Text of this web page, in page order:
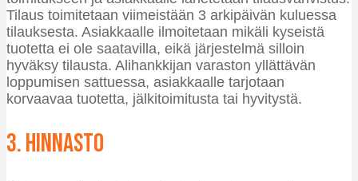
Tilaus toimitetaan viimeistään 3 arkipäivän kuluessa
tilauksesta. Asiakkaalle ilmoitetaan mikäli kyseistä
tuotetta ei ole saatavilla, eikä järjestelmä silloin
hyväksy tilausta. Alihankkijan varaston yllättävän
loppumisen sattuessa, asiakkaalle tarjotaan
korvaavaa tuotetta, jälkitoimitusta tai hyvitystä.
3. Hinnasto